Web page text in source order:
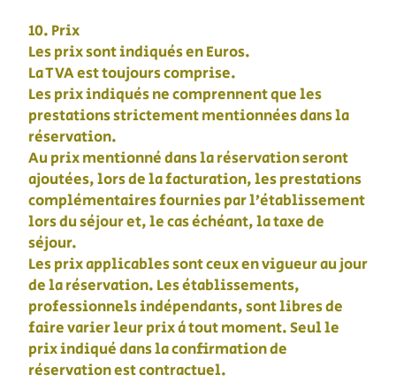
10. Prix
Les prix sont indiqués en Euros.
La TVA est toujours comprise.
Les prix indiqués ne comprennent que les
prestations strictement mentionnées dans la
réservation.
Au prix mentionné dans la réservation seront
ajoutées, lors de la facturation, les prestations
complémentaires fournies par l’établissement
lors du séjour et, le cas échéant, la taxe de
séjour.
Les prix applicables sont ceux en vigueur au jour
de la réservation. Les établissements,
professionnels indépendants, sont libres de
faire varier leur prix à tout moment. Seul le
prix indiqué dans la confirmation de
réservation est contractuel.